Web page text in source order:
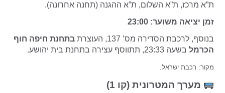
ת”א מרכז, ת”א השלום, ת”א ההגנה (תחנה אחרונה).
זמן יציאה משוער: 23:00
בנוסף, לרכבת הסדירה מס’ 137, העוצרת
בתחנת חיפה חוף
הכרמל בשעה 23:33, תתווסף עצירה בתחנת בית יהושע.
מקור: רכבת ישראל.
מערך המטרונית (קו 1)